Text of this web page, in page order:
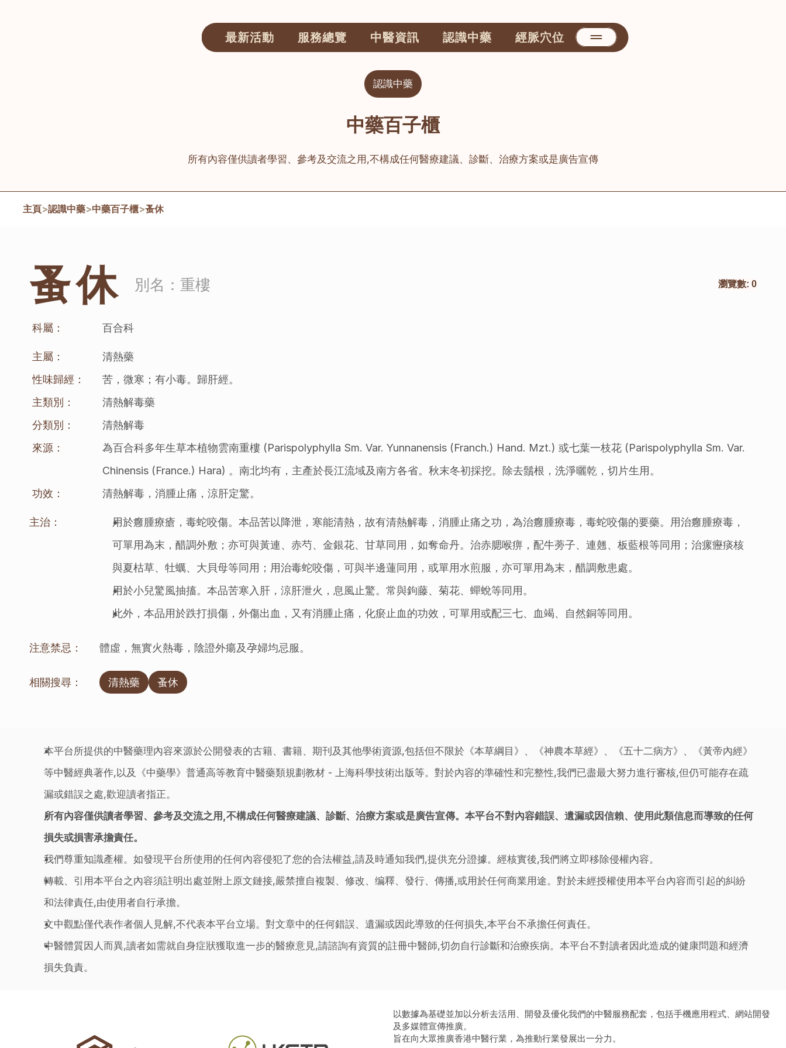
最新活動 服務總覽 中醫資訊 認識中藥 經脈穴位
認識中藥
中藥百子櫃
所有內容僅供讀者學習、參考及交流之用,不構成任何醫療建議、診斷、治療方案或是廣告宣傳
主頁>認識中藥>中藥百子櫃>蚤休
蚤休 別名：重樓 瀏覽數: 0
科屬： 百合科
主屬：
清熱藥
性味歸經：
苦，微寒；有小毒。歸肝經。
主類別：
清熱解毒藥
分類別：
清熱解毒
來源：
為百合科多年生草本植物雲南重樓 (Parispolyphylla Sm. Var. Yunnanensis (Franch.) Hand. Mzt.) 或七葉一枝花 (Parispolyphylla Sm. Var.
Chinensis (France.) Hara) 。南北均有，主產於長江流域及南方各省。秋末冬初採挖。除去鬚根，洗淨曬乾，切片生用。
功效：
清熱解毒，消腫止痛，涼肝定驚。
主治：
用於癰腫療瘡，毒蛇咬傷。本品苦以降泄，寒能清熱，故有清熱解毒，消腫止痛之功，為治癰腫療毒，毒蛇咬傷的要藥。用治癰腫療毒，
可單用為末，醋調外敷；亦可與黃連、赤芍、金銀花、甘草同用，如奪命丹。治赤腮喉痹，配牛蒡子、連翹、板藍根等同用；治瘰癧痰核
與夏枯草、牡蠣、大貝母等同用；用治毒蛇咬傷，可與半邊蓮同用，或單用水煎服，亦可單用為末，醋調敷患處。
用於小兒驚風抽搐。本品苦寒入肝，涼肝泄火，息風止驚。常與鉤藤、菊花、蟬蛻等同用。
此外，本品用於跌打損傷，外傷出血，又有消腫止痛，化瘀止血的功效，可單用或配三七、血竭、自然銅等同用。
注意禁忌： 體虛，無實火熱毒，陰證外瘍及孕婦均忌服。
相關搜尋： 清熱藥 蚤休
本平台所提供的中醫藥理內容來源於公開發表的古籍、書籍、期刊及其他學術資源,包括但不限於《本草綱目》、《神農本草經》、《五十二病方》、《黃帝內經》
等中醫經典著作,以及《中藥學》普通高等教育中醫藥類規劃教材 - 上海科學技術出版等。對於內容的準確性和完整性,我們已盡最大努力進行審核,但仍可能存在疏
漏或錯誤之處,歡迎讀者指正。
所有內容僅供讀者學習、參考及交流之用,不構成任何醫療建議、診斷、治療方案或是廣告宣傳。本平台不對內容錯誤、遺漏或因信賴、使用此類信息而導致的任何
損失或損害承擔責任。
我們尊重知識產權。如發現平台所使用的任何內容侵犯了您的合法權益,請及時通知我們,提供充分證據。經核實後,我們將立即移除侵權內容。
轉載、引用本平台之內容須註明出處並附上原文鏈接,嚴禁擅自複製、修改、编釋、發行、傳播,或用於任何商業用途。對於未經授權使用本平台內容而引起的糾紛
和法律責任,由使用者自行承擔。
文中觀點僅代表作者個人見解,不代表本平台立場。對文章中的任何錯誤、遺漏或因此導致的任何損失,本平台不承擔任何責任。
中醫體質因人而異,讀者如需就自身症狀獲取進一步的醫療意見,請諮詢有資質的註冊中醫師,切勿自行診斷和治療疾病。本平台不對讀者因此造成的健康問題和經濟
損失負責。
以數據為基礎並加以分析去活用、開發及優化我們的中醫服務配套，包括手機應用程式、網站開發
及多媒體宣傳推廣。
旨在向大眾推廣香港中醫行業，為推動行業發展出一分力。